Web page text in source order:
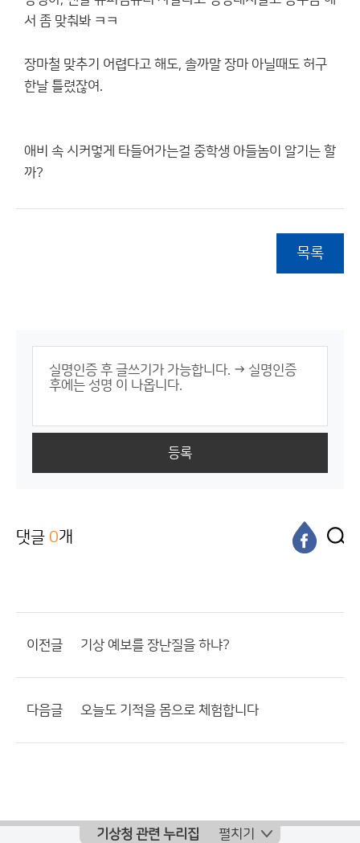
서 좀 맞춰봐 ㅋㅋ
장마철 맞추기 어렵다고 해도, 솔까말 장마 아닐때도 허구
한날 틀렸잖여.
애비 속 시커멓게 타들어가는걸 중학생 아들놈이 알기는 할
까?
목록
등록
댓글 0개
이전글 기상 예보를 장난질을 하냐?
다음글 오늘도 기적을 몸으로 체험합니다
기상청 관련 누리집 펼치기